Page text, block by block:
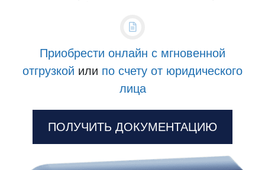
Приобрести онлайн с мгновенной
отгрузкой или по счету от юридического
лица
ПОЛУЧИТЬ ДОКУМЕНТАЦИЮ